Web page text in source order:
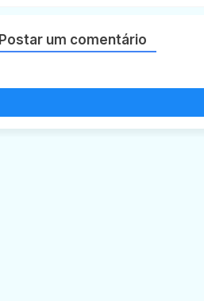
Postar um comentário